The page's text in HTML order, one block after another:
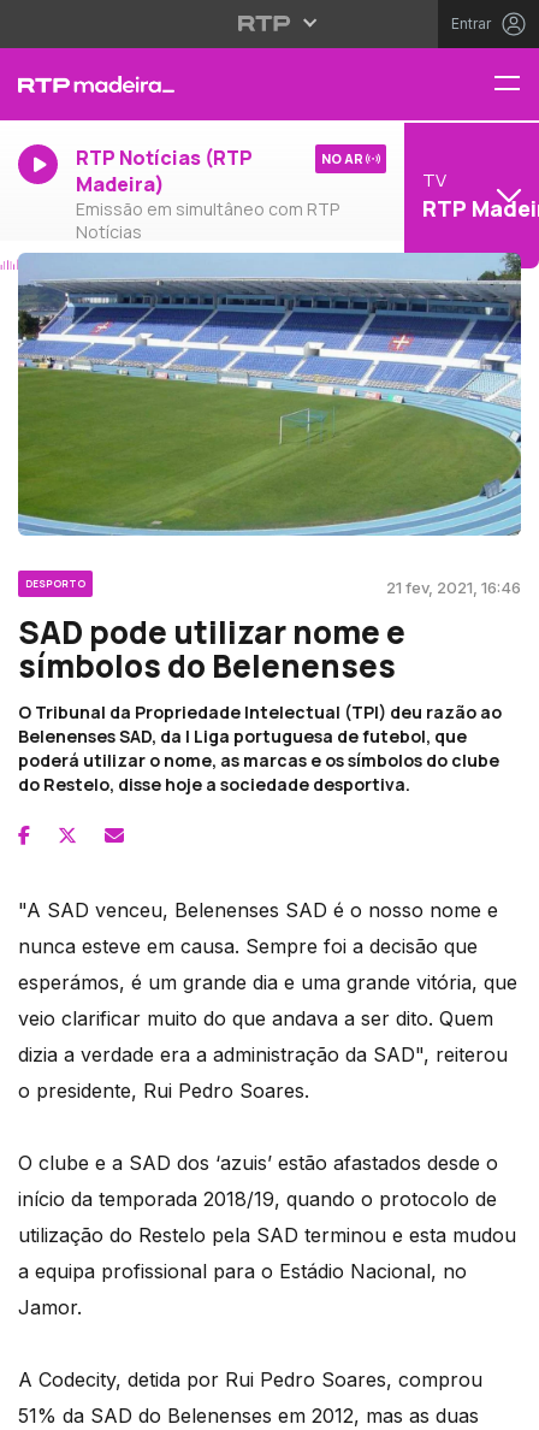
Entrar
RTP Notícias (RTP
Madeira)
Emissão em simultâneo com RTP
Notícias
NO AR
TV
RTP
DESPORTO 21 fev, 2021, 16:46
SAD pode utilizar nome e
símbolos do Belenenses
O Tribunal da Propriedade Intelectual (TPI) deu razão ao
Belenenses SAD, da I Liga portuguesa de futebol, que
poderá utilizar o nome, as marcas e os símbolos do clube
do Restelo, disse hoje a sociedade desportiva.
"A SAD venceu, Belenenses SAD é o nosso nome e
nunca esteve em causa. Sempre foi a decisão que
esperámos, é um grande dia e uma grande vitória, que
veio clarificar muito do que andava a ser dito. Quem
dizia a verdade era a administração da SAD", reiterou
o presidente, Rui Pedro Soares.
O clube e a SAD dos ‘azuis’ estão afastados desde o
início da temporada 2018/19, quando o protocolo de
utilização do Restelo pela SAD terminou e esta mudou
a equipa profissional para o Estádio Nacional, no
Jamor.
A Codecity, detida por Rui Pedro Soares, comprou
51% da SAD do Belenenses em 2012, mas as duas